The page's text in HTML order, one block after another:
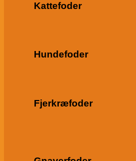
Kattefoder
Hundefoder
Fjerkræfoder